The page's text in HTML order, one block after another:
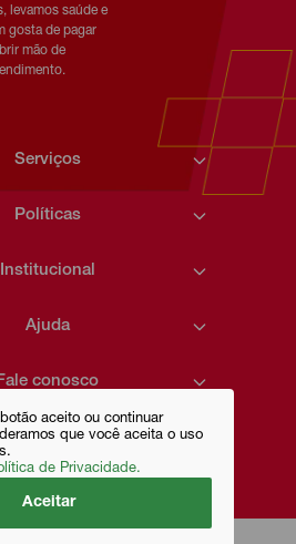
aceito ou continuar
que você aceita o uso
de Privacidade.
Aceitar
levamos saúde e
gosta de pagar
mão de
Serviços
Políticas
Institucional
Ajuda
Fale conosco